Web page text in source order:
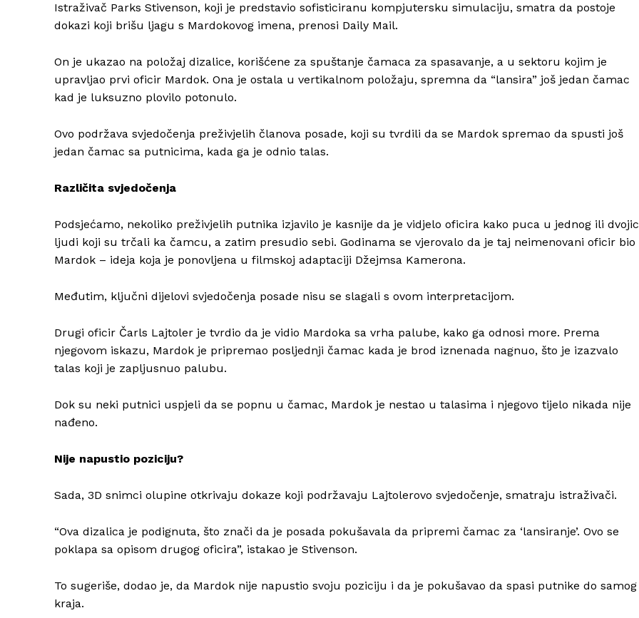
Info
Kontakt
Istraživač Parks Stivenson, koji je predstavio sofisticiranu kompjutersku simulaciju, smatra da postoje
dokazi koji brišu ljagu s Mardokovog imena, prenosi Daily Mail.
On je ukazao na položaj dizalice, korišćene za spuštanje čamaca za spasavanje, a u sektoru kojim je
upravljao prvi oficir Mardok. Ona je ostala u vertikalnom položaju, spremna da “lansira” još jedan čamac
kad je luksuzno plovilo potonulo.
Ovo podržava svjedočenja preživjelih članova posade, koji su tvrdili da se Mardok spremao da spusti još
jedan čamac sa putnicima, kada ga je odnio talas.
Različita svjedočenja
Podsjećamo, nekoliko preživjelih putnika izjavilo je kasnije da je vidjelo oficira kako puca u jednog ili
ljudi koji su trčali ka čamcu, a zatim presudio sebi. Godinama se vjerovalo da je taj neimenovani oficir bio
Mardok – ideja koja je ponovljena u filmskoj adaptaciji Džejmsa Kamerona.
Međutim, ključni dijelovi svjedočenja posade nisu se slagali s ovom interpretacijom.
Drugi oficir Čarls Lajtoler je tvrdio da je vidio Mardoka sa vrha palube, kako ga odnosi more. Prema
njegovom iskazu, Mardok je pripremao posljednji čamac kada je brod iznenada nagnuo, što je izazvalo
talas koji je zapljusnuo palubu.
Dok su neki putnici uspjeli da se popnu u čamac, Mardok je nestao u talasima i njegovo tijelo nikada nije
nađeno.
Nije napustio poziciju?
Sada, 3D snimci olupine otkrivaju dokaze koji podržavaju Lajtolerovo svjedočenje, smatraju istraživači.
“Ova dizalica je podignuta, što znači da je posada pokušavala da pripremi čamac za ‘lansiranje’. Ovo se
poklapa sa opisom drugog oficira”, istakao je Stivenson.
To sugeriše, dodao je, da Mardok nije napustio svoju poziciju i da je pokušavao da spasi putnike do samog
kraja.